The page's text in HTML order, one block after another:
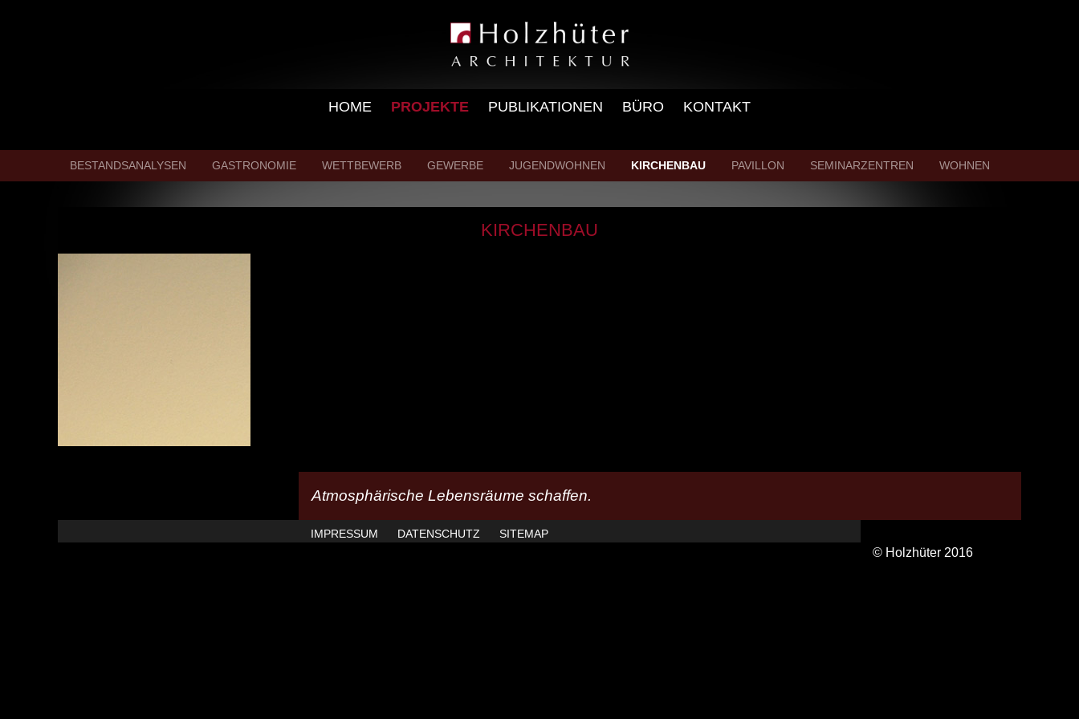
HOME PROJEKTE PUBLIKATIONEN BÜRO KONTAKT
BESTANDSANALYSEN GASTRONOMIE WETTBEWERB GEWERBE JUGENDWOHNEN KIRCHENBAU PAVILLON SEMINARZENTREN WOHNEN
KIRCHENBAU
Atmosphärische Lebensräume schaffen.
IMPRESSUM DATENSCHUTZ SITEMAP
© Holzhüter 2016